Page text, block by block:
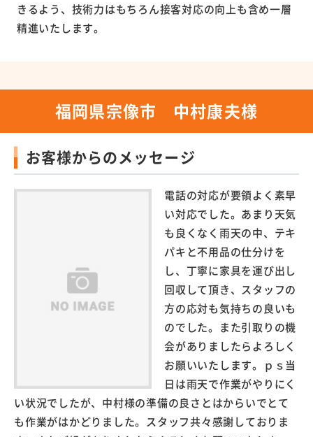
きるよう、技術力はもちろん接客対応の向上も含め一層
精進いたします。
福岡県宗像市 中村康夫様
お客様からのメッセージ
電話の対応が要領よく素早
い対応でした。あまり天気
も良くなく雨天の中、テキ
パキと不用品の仕分けを
し、丁寧に家具を運び出し
回収して頂き、スタッフの
方の応対も気持ちの良いも
のでした。また引取りの機
会がありましたらよろしく
お願いいたします。ｐｓ当
日は雨天で作業がやりにく
い状況でしたが、中村様の準備の良さとはからいでとて
も作業がはかどりました。スタッフ共々感謝しておりま